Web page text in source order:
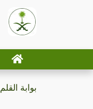
بوابة القلم